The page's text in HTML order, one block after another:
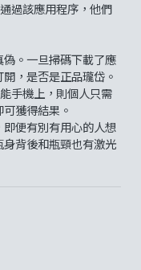
過該應用程序，他們
。一旦掃碼下載了應
，是否是正品瓏岱。
手機上，則個人只需
獲得結果。
便有別有用心的人想
背後和瓶頸也有激光